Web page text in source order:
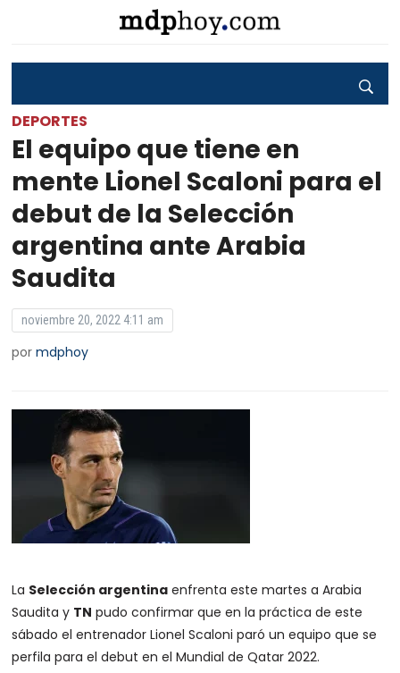
DEPORTES
El equipo que tiene en
mente Lionel Scaloni para el
debut de la Selección
argentina ante Arabia
Saudita
noviembre 20, 2022 4:11 am
pormdphoy
La Selección argentina enfrenta este martes a Arabia
Saudita y TN pudo confirmar que en la práctica de este
sábado el entrenador Lionel Scaloni paró un equipo que se
perfila para el debut en el Mundial de Qatar 2022.